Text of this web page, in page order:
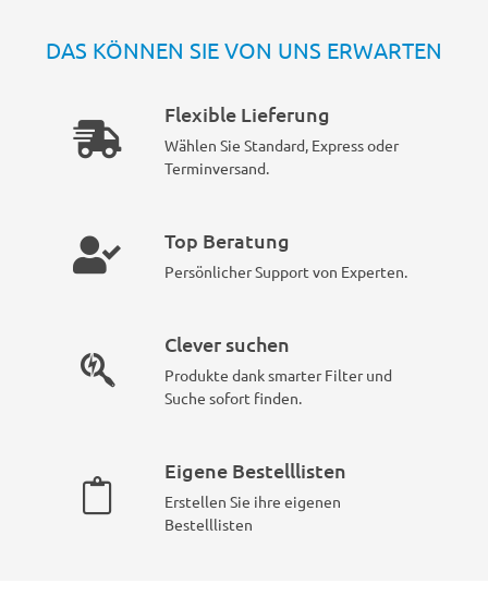
DAS KÖNNEN SIE VON UNS ERWARTEN
Flexible Lieferung
Wählen Sie Standard, Express oder
Terminversand.
Top Beratung
Persönlicher Support von Experten.
Clever suchen
Produkte dank smarter Filter und
Suche sofort finden.
Eigene Bestelllisten
Erstellen Sie ihre eigenen
Bestelllisten